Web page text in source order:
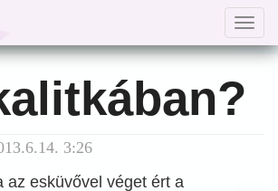
3:26
az esküvővel véget ért a